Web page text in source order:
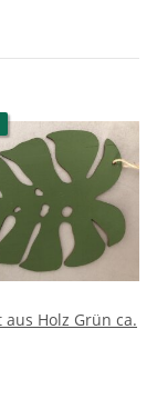
aus Holz Grün ca.